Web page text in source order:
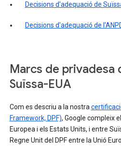
Decisions d'adequació de
Decisions d'adequació de
Marcs de privadesa
Suïssa-EUA
Com es descriu a la nostra
Framework, DPF), Google compleix
Europea i els Estats Units, i entre
Regne Unit del DPF entre la Unió